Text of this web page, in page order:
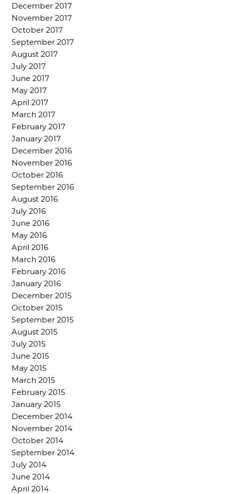
December 2017
November 2017
October 2017
September 2017
August 2017
July 2017
June 2017
May 2017
April 2017
March 2017
February 2017
January 2017
December 2016
November 2016
October 2016
September 2016
August 2016
July 2016
June 2016
May 2016
April 2016
March 2016
February 2016
January 2016
December 2015
October 2015
September 2015
August 2015
July 2015
June 2015
May 2015
March 2015
February 2015
January 2015
December 2014
November 2014
October 2014
September 2014
July 2014
June 2014
April 2014